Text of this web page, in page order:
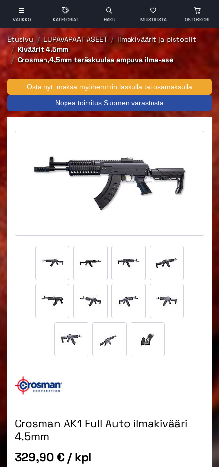
VALIKKO KATEGORIAT HAKU MUISTILISTA OSTOSKORI
Etusivu LUPAVAPAAT ASEET
Ilmakiväärit ja pistoolit
Kiväärit 4.5mm
Crosman,4,5mm teräskuulaa ampuva ilma-ase
Osta nyt, maksa myöhemmin laskulla tai osamaksulla
Nopea toimitus Suomen varastosta
Crosman AK1 Full Auto ilmakivääri
4.5mm
Hinta
329,90 € / kpl